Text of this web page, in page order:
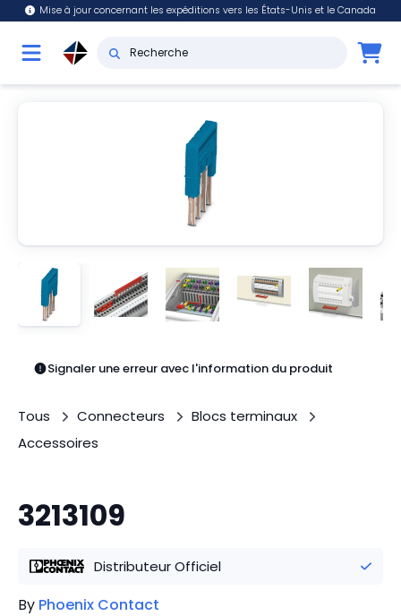
Mise à jour concernant les expéditions vers les États-Unis et le Canada
Signaler une erreur avec l'information du produit
Tous Connecteurs
Blocs terminaux
Accessoires
3213109
Distributeur Officiel
By Phoenix Contact